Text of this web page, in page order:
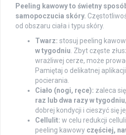
Peeling kawowy to świetny
samopoczucia skóry.
od obszaru ciała i typu skóry.
Twarz: stosuj peeling
w tygodniu . Zbyt częste
wrażliwej cerze, może
Pamiętaj o delikatnej
pocierania.
Ciało (nogi, ręce): zaleca
raz lub dwa razy w tygodniu
dobrej kondycji i cieszyć się
Cellulit: w celu redukcji
peeling kawowy częściej,